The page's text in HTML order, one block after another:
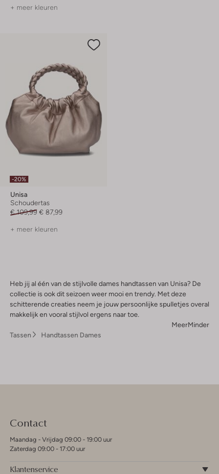
+ meer kleuren
-20%
Unisa
Schoudertas
€ 109,99 € 87,99
+ meer kleuren
Heb jij al één van de stijlvolle dames handtassen van Unisa? De
collectie is ook dit seizoen weer mooi en trendy. Met deze
schitterende creaties neem je jouw persoonlijke spulletjes overal
makkelijk en vooral stijlvol ergens naar toe.
MeerMinder
Tassen
Handtassen Dames
Contact
Maandag - Vrijdag 09:00 - 19:00 uur
Zaterdag 09:00 - 17:00 uur
Klantenservice